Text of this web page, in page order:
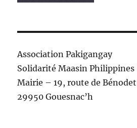
Association Pakigangay
Solidarité Maasin Philippines
Mairie – 19, route de Bénodet
29950 Gouesnac’h